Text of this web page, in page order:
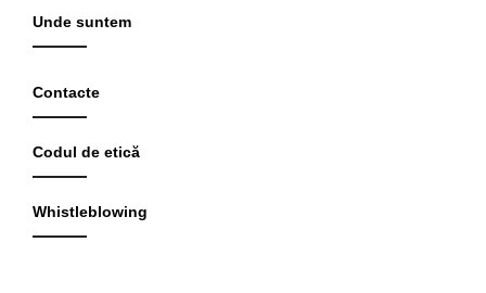
Unde suntem
Contacte
Codul de etică
Whistleblowing